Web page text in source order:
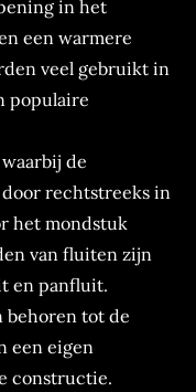
in het
een warmere
veel gebruikt in
populaire
de
rechtstreeks in
het mondstuk
van fluiten zijn
en panfluit.
behoren tot de
een eigen
constructie.